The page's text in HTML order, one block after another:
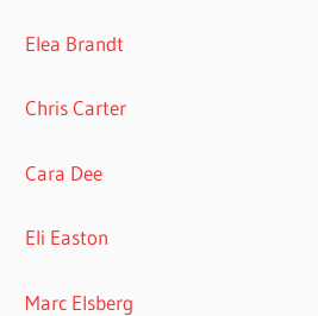
Elea Brandt
Chris Carter
Cara Dee
Eli Easton
Marc Elsberg